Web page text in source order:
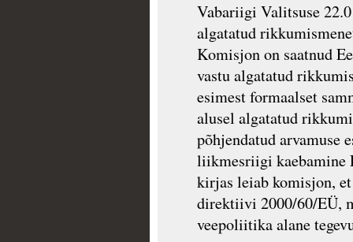
Vabariigi Valitsuse
algatatud
Komisjon on saatnud
vastu algatatud
esimest formaalset
alusel algatatud
põhjendatud
liikmesriigi kaebamine
kirjas leiab komisjon,
direktiivi 2000/60/EÜ,
veepoliitika alane